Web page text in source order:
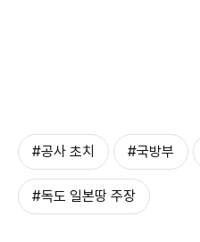
#공사 초치 #국방부
#독도 일본땅 주장